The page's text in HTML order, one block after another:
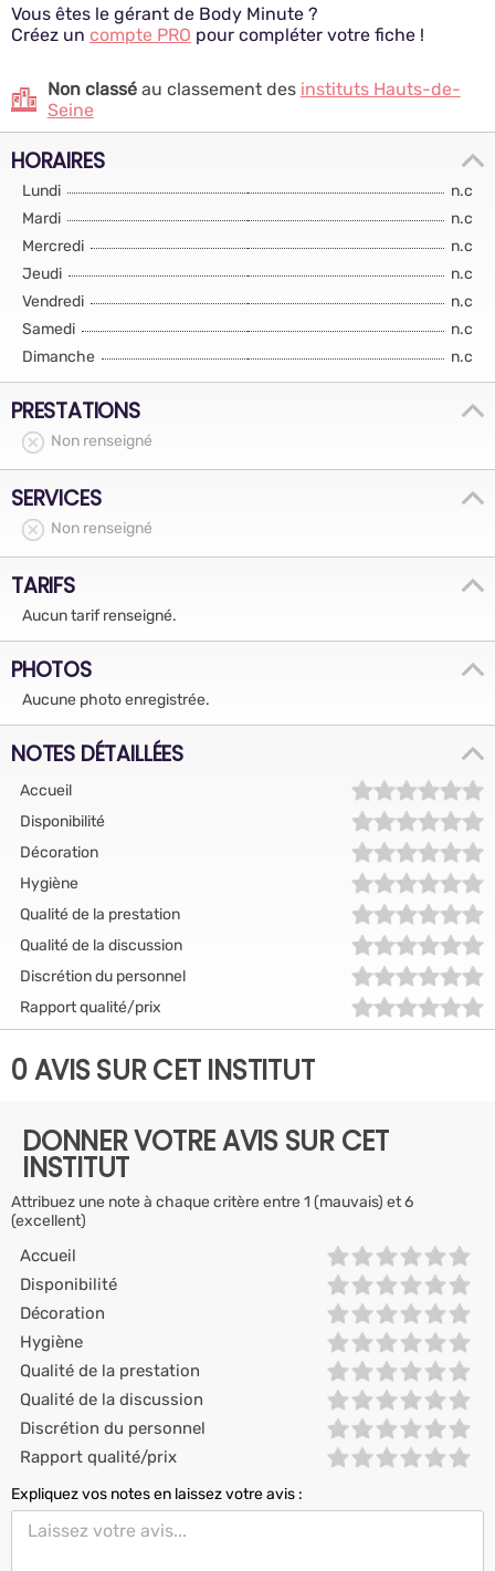
Vous êtes le gérant de Body Minute ?
Créez un compte PRO pour compléter votre fiche !
Non classéau classement des instituts Hauts-de-
Seine
HORAIRES
Lundi
n.c
Mardi
n.c
Mercredi
n.c
Jeudi
n.c
Vendredi
n.c
Samedi
n.c
Dimanche
n.c
PRESTATIONS
Non renseigné
SERVICES
Non renseigné
TARIFS
Aucun tarif renseigné.
PHOTOS
Aucune photo enregistrée.
NOTES DÉTAILLÉES
Accueil
Disponibilité
Décoration
Hygiène
Qualité de la prestation
Qualité de la discussion
Discrétion du personnel
Rapport qualité/prix
0 AVIS SUR CET INSTITUT
DONNER VOTRE AVIS SUR CET
INSTITUT
Attribuez une note à chaque critère entre 1 (mauvais) et 6
(excellent)
Accueil
Disponibilité
Décoration
Hygiène
Qualité de la prestation
Qualité de la discussion
Discrétion du personnel
Rapport qualité/prix
Expliquez vos notes en laissez votre avis :